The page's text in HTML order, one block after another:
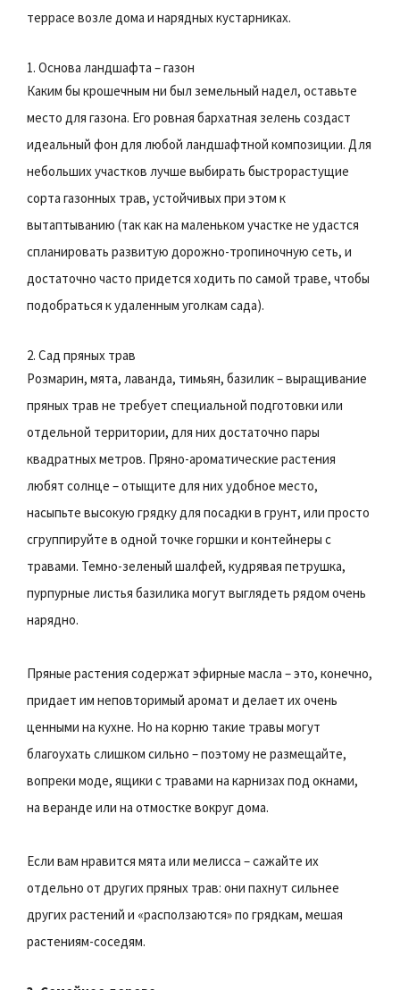
террасе возле дома и нарядных кустарниках.
1. Основа ландшафта – газон
Каким бы крошечным ни был земельный надел, оставьте
место для газона. Его ровная бархатная зелень создаст
идеальный фон для любой ландшафтной композиции. Для
небольших участков лучше выбирать быстрорастущие
сорта газонных трав, устойчивых при этом к
вытаптыванию (так как на маленьком участке не удастся
спланировать развитую дорожно-тропиночную сеть, и
достаточно часто придется ходить по самой траве, чтобы
подобраться к удаленным уголкам сада).
2. Сад пряных трав
Розмарин, мята, лаванда, тимьян, базилик – выращивание
пряных трав не требует специальной подготовки или
отдельной территории, для них достаточно пары
квадратных метров. Пряно-ароматические растения
любят солнце – отыщите для них удобное место,
насыпьте высокую грядку для посадки в грунт, или просто
сгруппируйте в одной точке горшки и контейнеры с
травами. Темно-зеленый шалфей, кудрявая петрушка,
пурпурные листья базилика могут выглядеть рядом очень
нарядно.
Пряные растения содержат эфирные масла – это, конечно,
придает им неповторимый аромат и делает их очень
ценными на кухне. Но на корню такие травы могут
благоухать слишком сильно – поэтому не размещайте,
вопреки моде, ящики с травами на карнизах под окнами,
на веранде или на отмостке вокруг дома.
Если вам нравится мята или мелисса – сажайте их
отдельно от других пряных трав: они пахнут сильнее
других растений и «расползаются» по грядкам, мешая
растениям-соседям.